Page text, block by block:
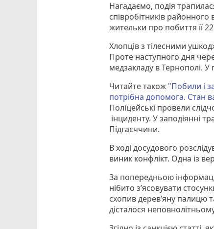
Нагадаємо, подія
співробітників районного
жительки про побиття її
Хлопців з тілесними
Проте наступного дня
медзакладу в Тернополі. У
Читайте також "Побили і
потрібна допомога. Стан
Поліцейські провели
інциденту. У заподіянні
Підгаєччини.
В ході досудового
виник конфлікт. Одна із
За попередньою
нібито з’ясовувати
схопив дерев’яну палицю
дісталося